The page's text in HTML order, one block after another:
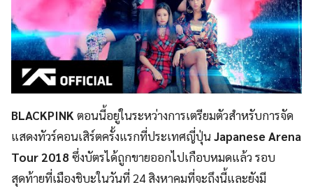
BLACKPINK ตอนนี้อยู่ในระหว่างการเตรียมตัวสำหรับการจัด
แสดงทัวร์คอนเสิร์ตครั้งแรกที่ประเทศญี่ปุ่นJapanese Arena
Tour 2018ซึ่งบัตรได้ถูกขายออกไปเกือบหมดแล้ว รอบ
สุดท้ายที่เมืองชิบะในวันที่ 24 สิงหาคมที่จะถึงนี้และยังมี